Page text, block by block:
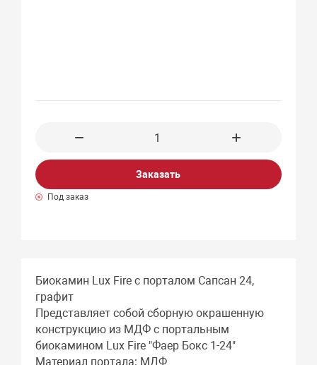
Заказать
Под заказ
Биокамин Lux Fire с порталом Сапсан 24,
графит
Представляет собой сборную окрашенную
конструкцию из МДФ c портальным
биокамином Lux Fire "Фаер Бокс 1-24"
Материал портала: МДФ